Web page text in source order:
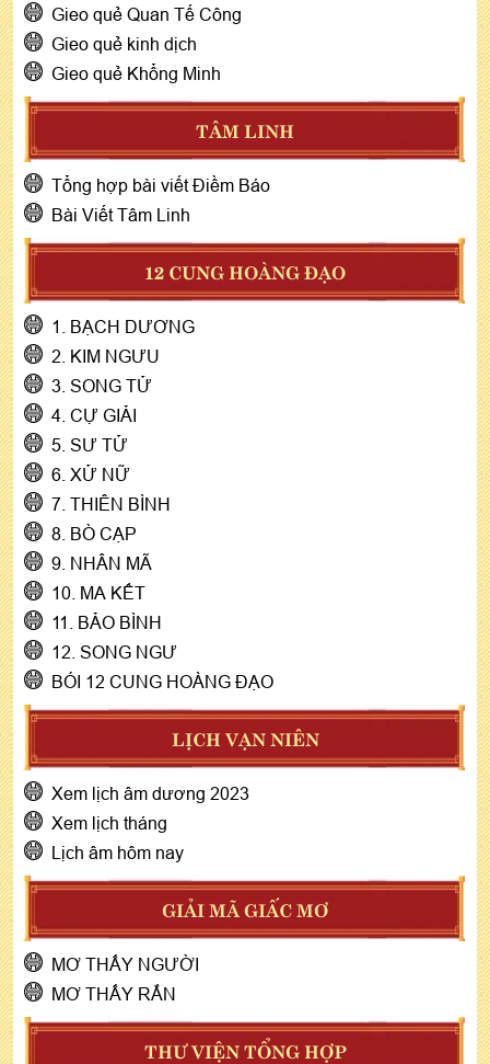
Gieo quẻ Quan Tế Công
Gieo quẻ kinh dịch
Gieo quẻ Khổng Minh
TÂM LINH
Tổng hợp bài viết Điềm Báo
Bài Viết Tâm Linh
12 CUNG HOÀNG ĐẠO
1. BẠCH DƯƠNG
2. KIM NGƯU
3. SONG TỬ
4. CỰ GIẢI
5. SƯ TỬ
6. XỬ NỮ
7. THIÊN BÌNH
8. BÒ CẠP
9. NHÂN MÃ
10. MA KẾT
11. BẢO BÌNH
12. SONG NGƯ
BÓI 12 CUNG HOÀNG ĐẠO
LỊCH VẠN NIÊN
Xem lịch âm dương 2023
Xem lịch tháng
Lịch âm hôm nay
GIẢI MÃ GIẤC MƠ
MƠ THẤY NGƯỜI
MƠ THẤY RẮN
THƯ VIỆN TỔNG HỢP